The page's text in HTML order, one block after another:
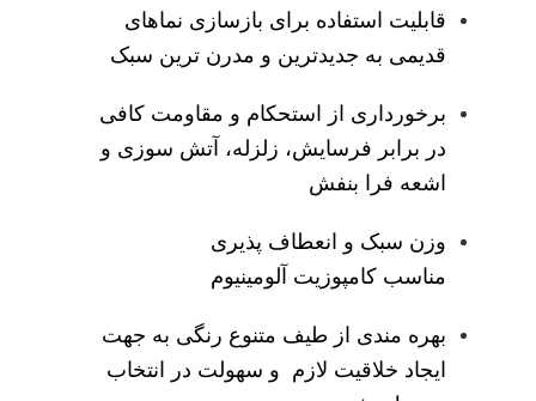
قابلیت استفاده برای بازسازی نماهای
قدیمی به جدیدترین و مدرن ترین سبک
برخورداری از استحکام و مقاومت کافی
در برابر فرسایش، زلزله، آتش سوزی و
اشعه فرا بنفش
وزن سبک و انعطاف پذیری
مناسب کامپوزیت آلومینیوم
بهره مندی از طیف متنوع رنگی به جهت
ایجاد خلاقیت لازم و سهولت در انتخاب